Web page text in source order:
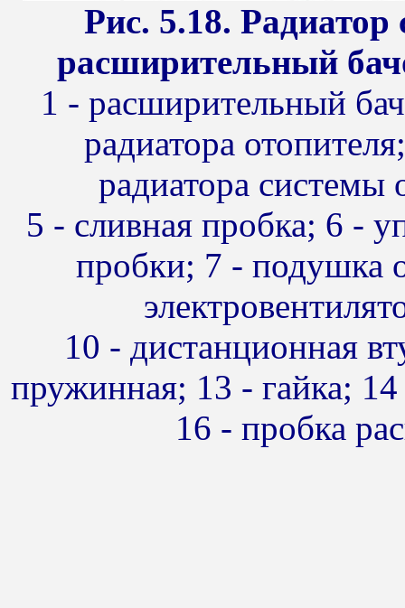
Рис. 5.18. Радиатор
расширительный
1 - расширительный
радиатора
радиатора системы
5 - сливная пробка; 6 -
пробки; 7 - подушка
10 - дистанционная
пружинная; 13 - гайка;
16 - пробка